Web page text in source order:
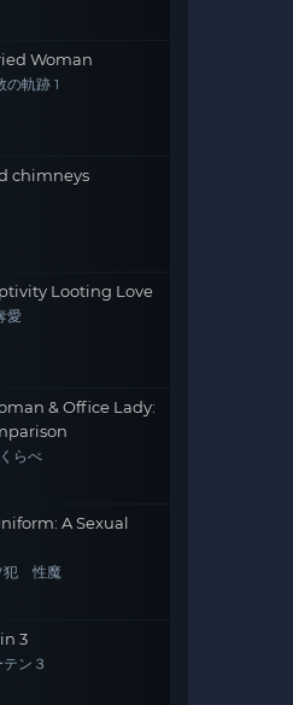
Woman
の軌跡 1
chimneys
Looting Love
愛
& Office Lady:
らべ
A Sexual
犯 性魔
3
ン３